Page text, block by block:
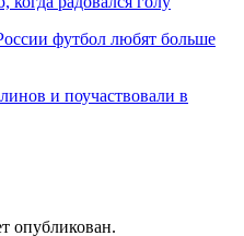
футбол любят больше
и поучаствовали в
опубликован.